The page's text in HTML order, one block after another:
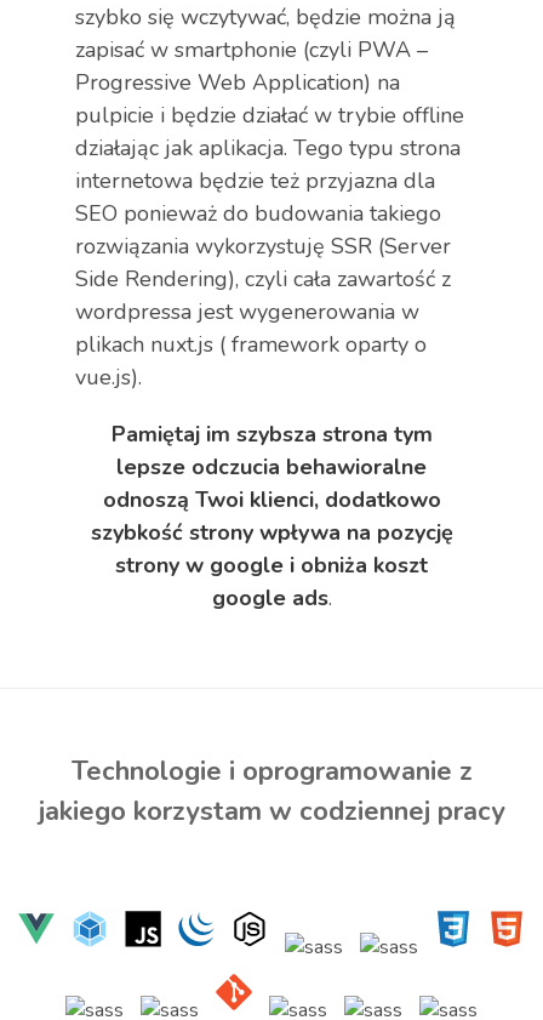
szybko się wczytywać, będzie można ją
zapisać w smartphonie (czyli PWA –
Progressive Web Application) na
pulpicie i będzie działać w trybie offline
działając jak aplikacja. Tego typu strona
internetowa będzie też przyjazna dla
SEO ponieważ do budowania takiego
rozwiązania wykorzystuję SSR (Server
Side Rendering), czyli cała zawartość z
wordpressa jest wygenerowania w
plikach nuxt.js ( framework oparty o
vue.js).
Pamiętaj im szybsza strona tym
lepsze odczucia behawioralne
odnoszą Twoi klienci, dodatkowo
szybkość strony wpływa na pozycję
strony w google i obniża koszt
google ads.
Technologie i oprogramowanie z
jakiego korzystam w codziennej pracy